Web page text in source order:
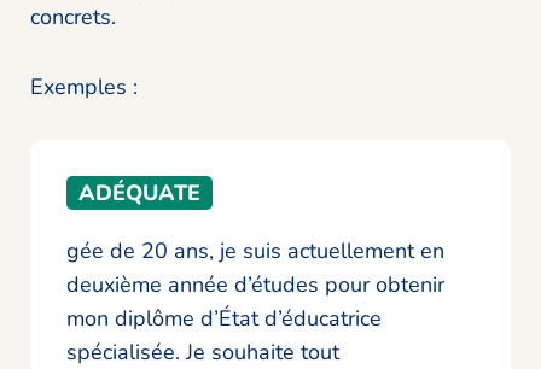
concrets.
Exemples :
ADÉQUATE
gée de 20 ans, je suis actuellement en
deuxième année d’études pour obtenir
mon diplôme d’État d’éducatrice
spécialisée. Je souhaite tout